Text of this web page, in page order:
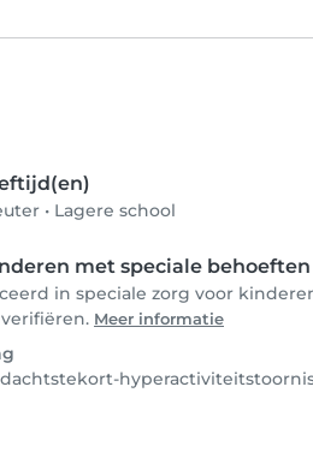
• Lagere school
met speciale behoeften
in speciale zorg voor
Meer informatie